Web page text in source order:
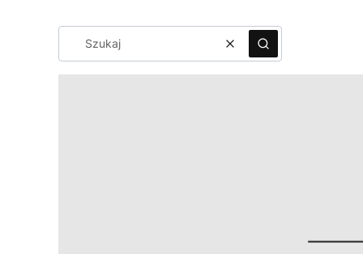
WyczyśćSzukaj